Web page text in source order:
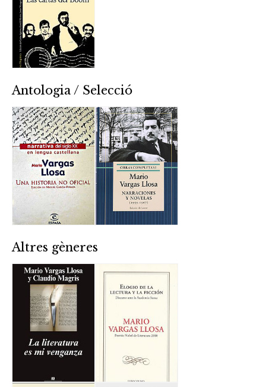
Antologia / Selecció
Altres gèneres